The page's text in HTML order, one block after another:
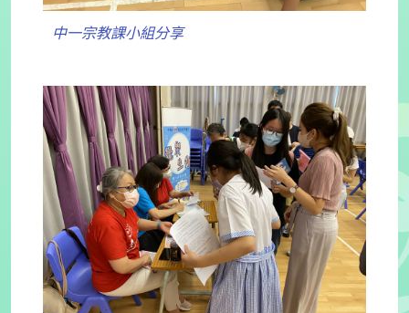
中一宗教課小組分享